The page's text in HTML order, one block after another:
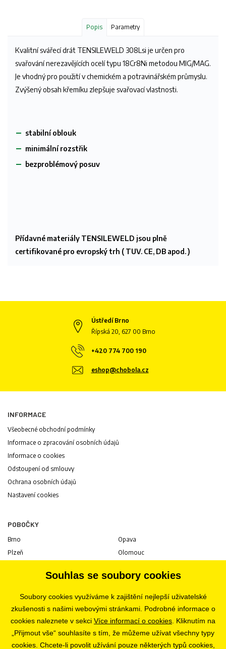
Popis Parametry
Kvalitní svářecí drát TENSILEWELD 308Lsi je určen pro
svařování nerezavějících ocelí typu 18Cr8Ni metodou MIG/MAG.
Je vhodný pro použití v chemickém a potravinářském průmyslu.
Zvýšený obsah křemíku zlepšuje svařovací vlastnosti.
stabilní oblouk
minimální rozstřik
bezproblémový posuv
Přídavné materiály TENSILEWELD jsou plně
certifikované pro evropský trh ( TUV. CE, DB apod. )
Ústředí Brno
Řípská 20, 627 00 Brno
+420 774 700 190
eshop@chobola.cz
INFORMACE
Všeobecné obchodní podmínky
Informace o zpracování osobních údajů
Informace o cookies
Odstoupení od smlouvy
Ochrana osobních údajů
Nastavení cookies
POBOČKY
Brno
Plzeň
Ostrava
Opava
Olomouc
Pardubice
Liberec
Bratislava
KARIÉRA
Souhlas se soubory cookies
Soubory cookies využíváme k zajištění nejlepší uživatelské
zkušenosti s našimi webovými stránkami. Podrobné informace o
cookies naleznete v sekci Více informací o cookies . Kliknutím na
„Přijmout vše“ souhlasíte s tím, že můžeme užívat všechny typy
cookies. Chcete-li povolit užívání pouze některých typů cookies,